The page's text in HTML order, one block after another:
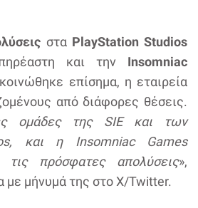
στα PlayStation Studios
και την Insomniac
επίσημα, η εταιρεία
από διάφορες θέσεις.
ομάδες της SIE και των
και η Insomniac Games
τις πρόσφατες απολύσεις»,
με μήνυμά της στο X/Twitter.